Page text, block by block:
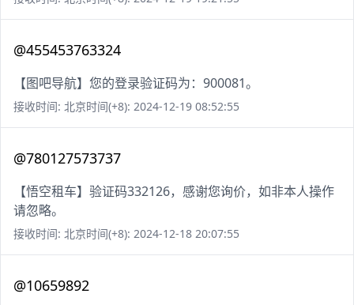
@455453763324
【图吧导航】您的登录验证码为：900081。
接收时间: 北京时间(+8): 2024-12-19 08:52:55
@780127573737
【悟空租车】验证码332126，感谢您询价，如非本人操作
请忽略。
接收时间: 北京时间(+8): 2024-12-18 20:07:55
@10659892